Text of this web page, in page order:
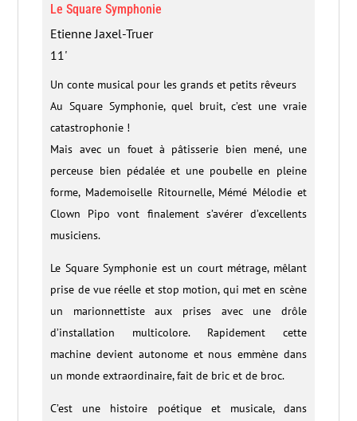
Le Square Symphonie
Etienne Jaxel-Truer
11'
Un conte musical pour les grands et petits rêveurs
Au Square Symphonie, quel bruit, c’est une vraie
catastrophonie !
Mais avec un fouet à pâtisserie bien mené, une
perceuse bien pédalée et une poubelle en pleine
forme, Mademoiselle Ritournelle, Mémé Mélodie et
Clown Pipo vont finalement s’avérer d’excellents
musiciens.
Le Square Symphonie est un court métrage, mêlant
prise de vue réelle et stop motion, qui met en scène
un marionnettiste aux prises avec une drôle
d’installation multicolore. Rapidement cette
machine devient autonome et nous emmène dans
un monde extraordinaire, fait de bric et de broc.
C’est une histoire poétique et musicale, dans